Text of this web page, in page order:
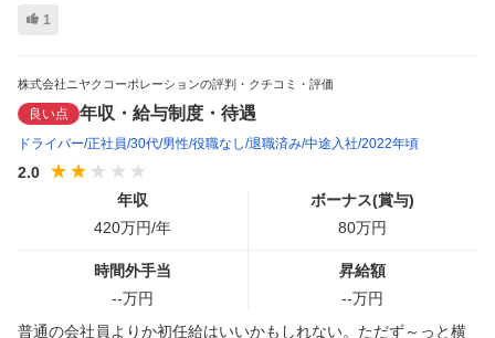
1
株式会社ニヤクコーポレーションの評判・クチコミ・評価
良い点 年収・給与制度・待遇
ドライバー 正社員 30代 男性 役職なし 退職済み 中途入社 2022年頃
2.0
年収
420万円/年
ボーナス(賞与)
80万円
時間外手当
--万円
昇給額
--万円
普通の会社員よりか初任給はいいかもしれない。ただず～っと横